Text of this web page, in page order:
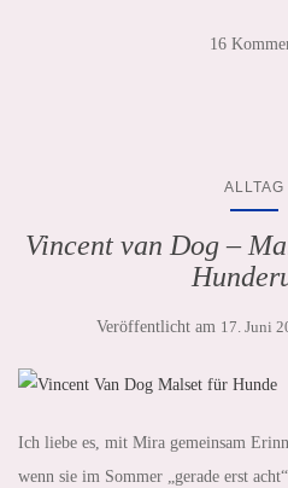
16
ALLTAG
Vincent van Dog –
Veröffentlicht am 17. Juni
Ich liebe es, mit Mira gemeinsam
wenn sie im Sommer „gerade erst